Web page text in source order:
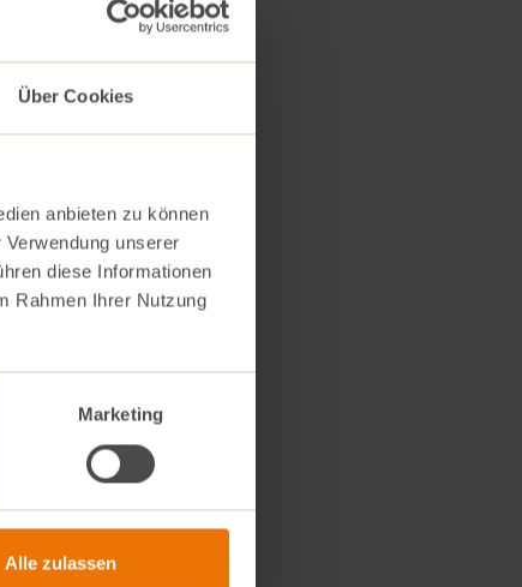
Über Cookies
anbieten zu können
unserer
diese Informationen
Rahmen Ihrer Nutzung
Marketing
Alle zulassen
dann mit
1,5
kalten
unter
mit dem